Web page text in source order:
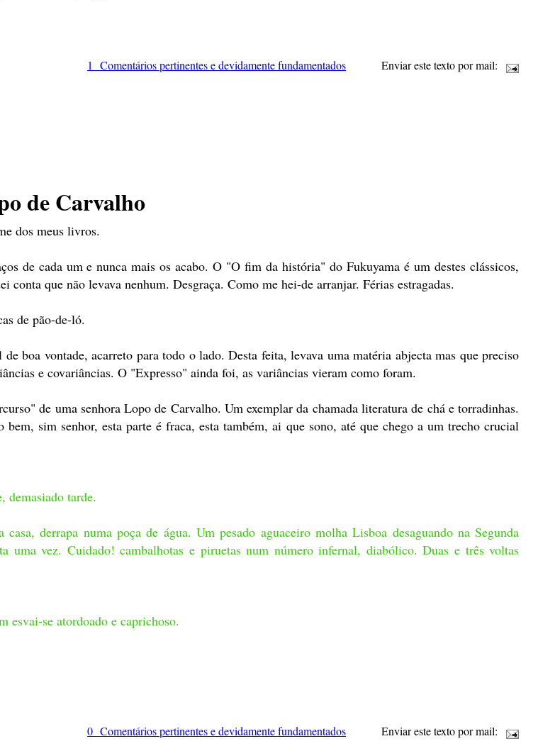
1 Comentários pertinentes e devidamente fundamentados Enviar este texto por mail:
de Carvalho
dos meus livros.
de cada um e nunca mais os acabo. O "O fim da história" do Fukuyama é um destes clássicos,
que não levava nenhum. Desgraça. Como me hei-de arranjar. Férias estragadas.
de pão-de-ló.
boa vontade, acarreto para todo o lado. Desta feita, levava uma matéria abjecta mas que preciso
e covariâncias. O "Expresso" ainda foi, as variâncias vieram como foram.
de uma senhora Lopo de Carvalho. Um exemplar da chamada literatura de chá e torradinhas.
sim senhor, esta parte é fraca, esta também, ai que sono, até que chego a um trecho crucial
demasiado tarde.
derrapa numa poça de água. Um pesado aguaceiro molha Lisboa desaguando na Segunda
uma vez. Cuidado! cambalhotas e piruetas num número infernal, diabólico. Duas e três voltas
esvai-se atordoado e caprichoso.
0 Comentários pertinentes e devidamente fundamentados Enviar este texto por mail: